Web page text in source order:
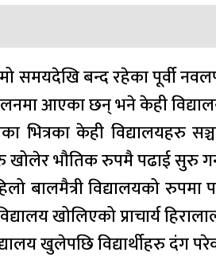
समयदेखि बन्द रहेका पूर्वी
आएका छन् भने केही
भित्रका केही विद्यालयहरु
खोलेर भौतिक रुपमै पढाई सुरु
बालमैत्री विद्यालयको
खोलिएको प्राचार्य
खुलेपछि विद्यार्थीहरु दंग